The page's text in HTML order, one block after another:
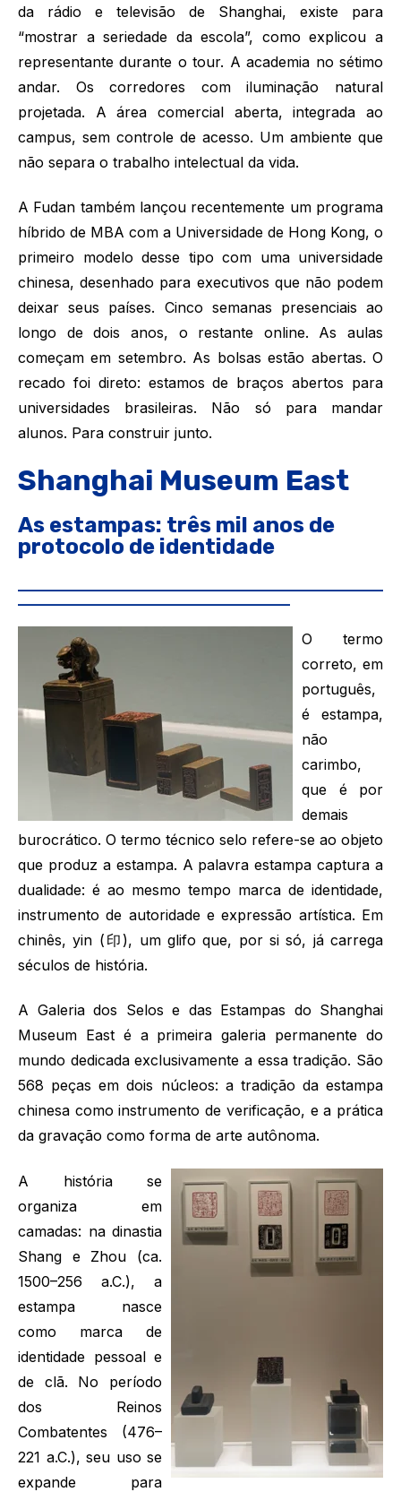
da rádio e televisão de Shanghai, existe para
“mostrar a seriedade da escola”, como explicou a
representante durante o tour. A academia no sétimo
andar. Os corredores com iluminação natural
projetada. A área comercial aberta, integrada ao
campus, sem controle de acesso. Um ambiente que
não separa o trabalho intelectual da vida.
A Fudan também lançou recentemente um programa
híbrido de MBA com a Universidade de Hong Kong, o
primeiro modelo desse tipo com uma universidade
chinesa, desenhado para executivos que não podem
deixar seus países. Cinco semanas presenciais ao
longo de dois anos, o restante online. As aulas
começam em setembro. As bolsas estão abertas. O
recado foi direto: estamos de braços abertos para
universidades brasileiras. Não só para mandar
alunos. Para construir junto.
Shanghai Museum East
As estampas: três mil anos de
protocolo de identidade
O termo
correto, em
português,
é estampa,
não
carimbo,
que é por
demais
burocrático. O termo técnico selo refere-se ao objeto
que produz a estampa. A palavra estampa captura a
dualidade: é ao mesmo tempo marca de identidade,
instrumento de autoridade e expressão artística. Em
chinês, yin (印), um glifo que, por si só, já carrega
séculos de história.
A Galeria dos Selos e das Estampas do Shanghai
Museum East é a primeira galeria permanente do
mundo dedicada exclusivamente a essa tradição. São
568 peças em dois núcleos: a tradição da estampa
chinesa como instrumento de verificação, e a prática
da gravação como forma de arte autônoma.
A história se
organiza em
camadas: na dinastia
Shang e Zhou (ca.
1500–256 a.C.), a
estampa nasce
como marca de
identidade pessoal e
de clã. No período
dos Reinos
Combatentes (476–
221 a.C.), seu uso se
expande para